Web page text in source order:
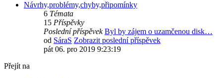
Návrhy,problémy,chyby,připomínky
6 Témata
15 Příspěvky
Poslední příspěvek Byl by zájem o uzamčenou disk…
od SáraS Zobrazit poslední příspěvek
pát 06. pro 2019 9:23:19
Přejít na